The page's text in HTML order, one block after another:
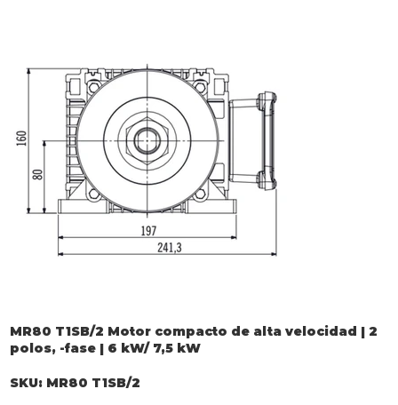
MR80 T1SB/2 Motor compacto de alta velocidad | 2
polos, -fase | 6 kW/ 7,5 kW
SKU: SKU
MR80
MR80 T1SB/2